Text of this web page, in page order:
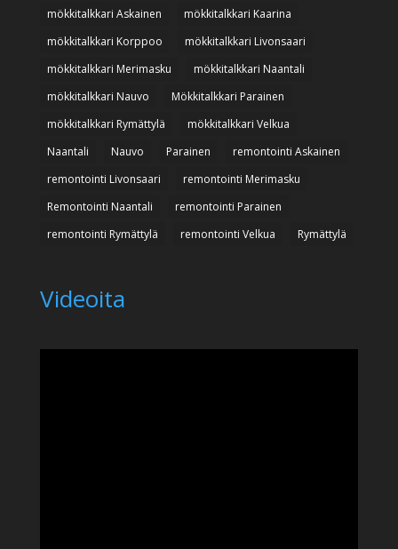
mökkitalkkari Askainen
mökkitalkkari Kaarina
mökkitalkkari Korppoo
mökkitalkkari Livonsaari
mökkitalkkari Merimasku
mökkitalkkari Naantali
mökkitalkkari Nauvo
Mökkitalkkari Parainen
mökkitalkkari Rymättylä
mökkitalkkari Velkua
Naantali
Nauvo Parainen
remontointi Askainen
remontointi Livonsaari
remontointi Merimasku
Remontointi Naantali
remontointi Parainen
remontointi Rymättylä
remontointi Velkua Rymättylä
Videoita